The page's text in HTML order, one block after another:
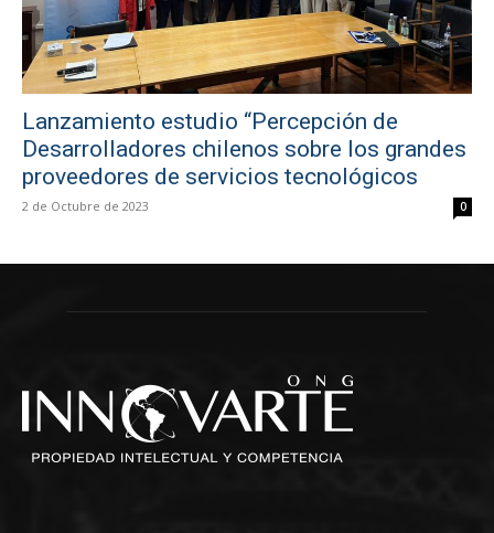
Lanzamiento estudio “Percepción de
Desarrolladores chilenos sobre los grandes
proveedores de servicios tecnológicos
2 de Octubre de 2023 0